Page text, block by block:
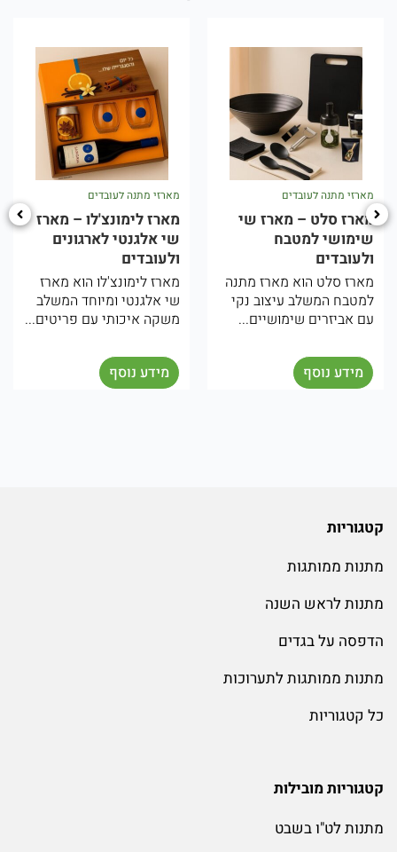
מארזי מתנה לעובדים
מארז סלט – מארז שי
שימושי למטבח
ולעובדים
מארז סלט הוא מארז מתנה
למטבח המשלב עיצוב נקי
עם אביזרים שימושיים...
מידע נוסף
מארזי מתנה לעובדים
מארז לימונצ'לו – מארז
שי אלגנטי לארגונים
ולעובדים
מארז לימונצ'לו הוא מארז
שי אלגנטי ומיוחד המשלב
משקה איכותי עם פריטים...
מידע נוסף
קטגוריות
מתנות ממותגות
מתנות לראש השנה
הדפסה על בגדים
מתנות ממותגות לתערוכות
כל קטגוריות
קטגוריות מובילות
מתנות לט"ו בשבט